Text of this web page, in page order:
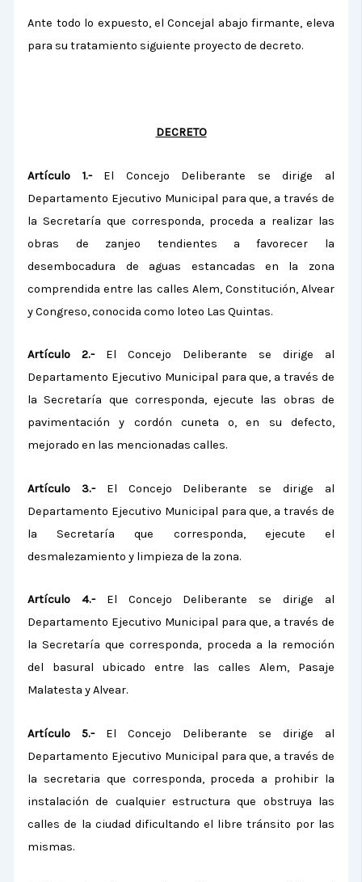
Ante todo lo expuesto, el Concejal abajo firmante, eleva
para su tratamiento siguiente proyecto de decreto.
DECRETO
Artículo 1.- El Concejo Deliberante se dirige al
Departamento Ejecutivo Municipal para que, a través de
la Secretaría que corresponda, proceda a realizar las
obras de zanjeo tendientes a favorecer la
desembocadura de aguas estancadas en la zona
comprendida entre las calles Alem, Constitución, Alvear
y Congreso, conocida como loteo Las Quintas.
Artículo 2.-El Concejo Deliberante se dirige al
Departamento Ejecutivo Municipal para que, a través de
la Secretaría que corresponda, ejecute las obras de
pavimentación y cordón cuneta o, en su defecto,
mejorado en las mencionadas calles.
Artículo 3.- El Concejo Deliberante se dirige al
Departamento Ejecutivo Municipal para que, a través de
la Secretaría que corresponda, ejecute el
desmalezamiento y limpieza de la zona.
Artículo 4.- El Concejo Deliberante se dirige al
Departamento Ejecutivo Municipal para que, a través de
la Secretaría que corresponda, proceda a la remoción
del basural ubicado entre las calles Alem, Pasaje
Malatesta y Alvear.
Artículo 5.- El Concejo Deliberante se dirige al
Departamento Ejecutivo Municipal para que, a través de
la secretaria que corresponda, proceda a prohibir la
instalación de cualquier estructura que obstruya las
calles de la ciudad dificultando el libre tránsito por las
mismas.